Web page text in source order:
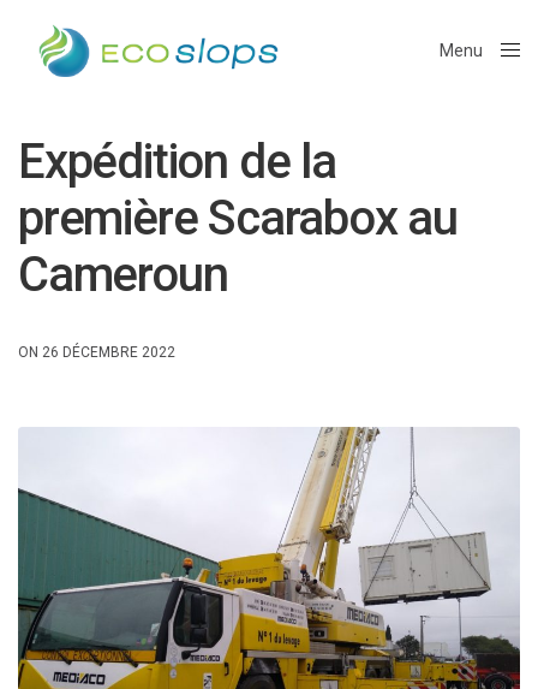
Menu
Expédition de la
première Scarabox au
Cameroun
ON 26 DÉCEMBRE 2022